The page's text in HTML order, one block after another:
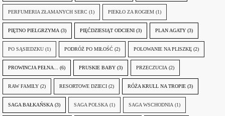
PERFUMERIA ZŁAMANYCH SERC (1) PIEKŁO ZA ROGIEM (1)
PIĘTNO PIELGRZYMA (3) PIĘĆDZIESIĄT ODCIENI (3) PLAN AGATY (3)
PO SĄSIEDZKU (1) PODRÓŻ PO MIŁOŚĆ (2) POLOWANIE NA PLISZKĘ (2)
PROWINCJA PEŁNA... (6) PRUSKIE BABY (3) PRZECZUCIA (2)
RAW FAMILY (2) RESORTOWE DZIECI (2) RÓŻA KRULL NA TROPIE (3)
SAGA BAŁKAŃSKA (3) SAGA POLSKA (1) SAGA WSCHODNIA (1)